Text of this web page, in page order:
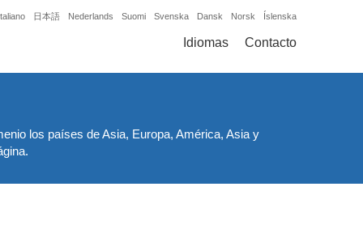
日本語 Nederlands Suomi Svenska Dansk Norsk Íslenska
Idiomas Contacto
los países de Asia, Europa, América, Asia y